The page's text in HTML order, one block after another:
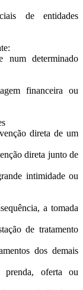
de entidades
num determinado
financeira ou
direta de um
direta junto de
intimidade ou
a tomada
de tratamento
dos demais
prenda, oferta ou